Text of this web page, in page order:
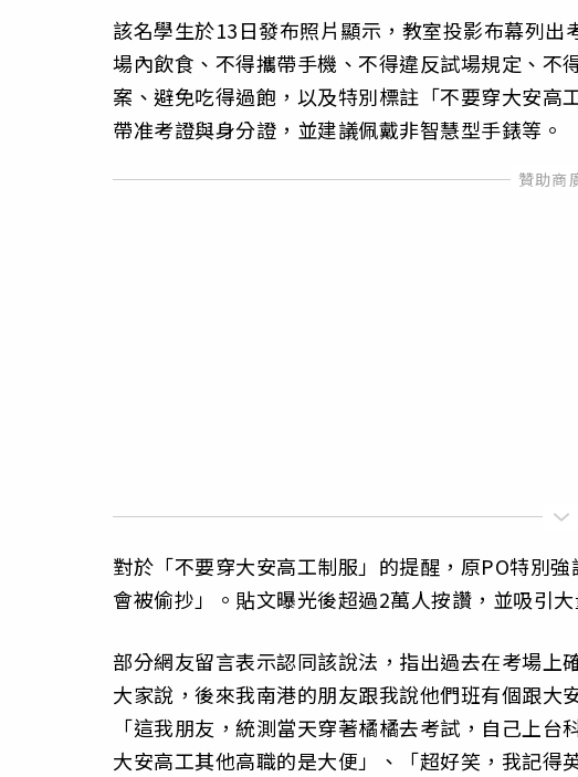
該名學生於13日發布照片顯示，教室投影布幕列
場內飲食、不得攜帶手機、不得違反試場規定、不
案、避免吃得過飽，以及特別標註「不要穿大安
帶准考證與身分證，並建議佩戴非智慧型手錶等。
對於「不要穿大安高工制服」的提醒，原PO特別
會被偷抄」。貼文曝光後超過2萬人按讚，並吸引大
部分網友留言表示認同該說法，指出過去在考場
大家說，後來我南港的朋友跟我說他們班有個跟大
「這我朋友，統測當天穿著橘橘去考試，自己上
大安高工其他高職的是大便」、「超好笑，我記得